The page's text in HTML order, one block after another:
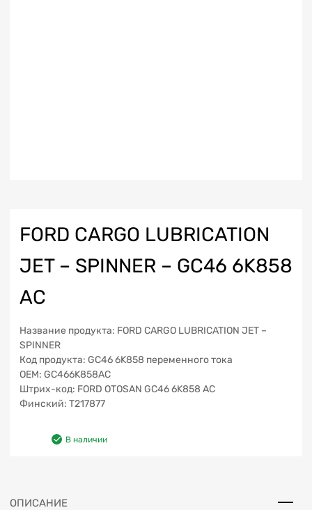
FORD CARGO LUBRICATION
JET – SPINNER – GC46 6K858
AC
Название продукта: FORD CARGO LUBRICATION JET –
SPINNER
Код продукта: GC46 6K858 переменного тока
OEM: GC466K858AC
Штрих-код: FORD OTOSAN GC46 6K858 AC
Финский: T217877
В наличии
ОПИСАНИЕ